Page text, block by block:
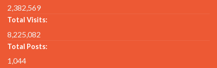
2,382,569
Total Visits:
8,225,082
Total Posts:
1,044